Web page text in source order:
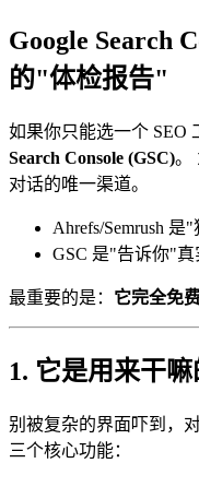
Google Search
的"体检报告"
如果你只能选一个 SEO
Search Console (GSC)。
对话的唯一渠道。
Ahrefs/Semrush 是
GSC 是"告诉你"真
最重要的是： 它完全免费
1. 它是用来干嘛
别被复杂的界面吓到，
三个核心功能：